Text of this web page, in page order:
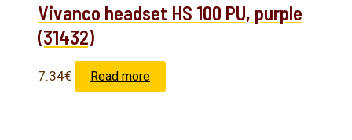
Vivanco headset HS 100 PU, purple
(31432)
7.34€ Read more